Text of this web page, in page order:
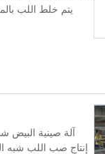
يتم خلط اللب
إنتاج صب اللب شبه